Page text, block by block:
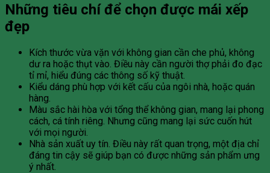
Những tiêu chí để chọn được mái xếp
đẹp
Kích thước vừa vặn với không gian cần che phủ, không
dư ra hoặc thụt vào. Điều này cần người thợ phải đo đạc
tỉ mỉ, hiểu đúng các thông số kỹ thuật.
Kiểu dáng phù hợp với kết cấu của ngôi nhà, hoặc quán
hàng.
Màu sắc hài hòa với tổng thể không gian, mang lại phong
cách, cá tính riêng. Nhưng cũng mang lại sức cuốn hút
với mọi người.
Nhà sản xuất uy tín. Điều này rất quan trọng, một địa chỉ
đáng tin cậy sẽ giúp bạn có được những sản phẩm ưng
ý nhất.